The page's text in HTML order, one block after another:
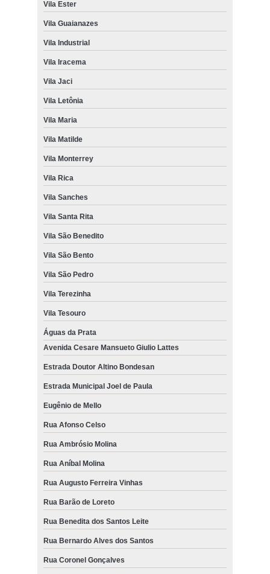
Vila Ester
Vila Guaianazes
Vila Industrial
Vila Iracema
Vila Jaci
Vila Letônia
Vila Maria
Vila Matilde
Vila Monterrey
Vila Rica
Vila Sanches
Vila Santa Rita
Vila São Benedito
Vila São Bento
Vila São Pedro
Vila Terezinha
Vila Tesouro
Águas da Prata
Avenida Cesare Mansueto Giulio Lattes
Estrada Doutor Altino Bondesan
Estrada Municipal Joel de Paula
Eugênio de Mello
Rua Afonso Celso
Rua Ambrósio Molina
Rua Aníbal Molina
Rua Augusto Ferreira Vinhas
Rua Barão de Loreto
Rua Benedita dos Santos Leite
Rua Bernardo Alves dos Santos
Rua Coronel Gonçalves